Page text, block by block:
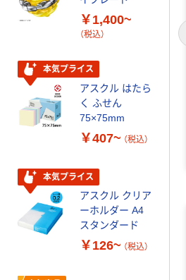
リ フ
アズワン 塩ビパイプ 67-
7208-60 1本（直送品）
￥1,400~
（税込）
本気プライス
アスクル はたら
く ふせん
75×75mm
￥407~ （税込）
本気プライス
アスクル クリア
ーホルダー A4
スタンダード
￥126~ （税込）